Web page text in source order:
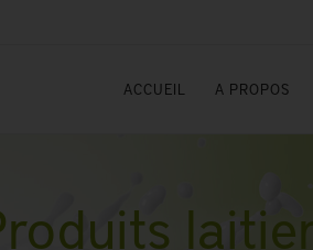
ACCUEIL A PROPOS